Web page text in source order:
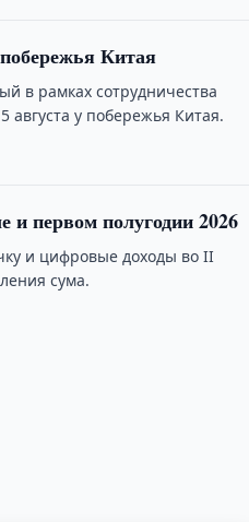
Китая
в рамках сотрудничества
августа у побережья Китая.
и первом полугодии 2026
и цифровые доходы во II
сума.